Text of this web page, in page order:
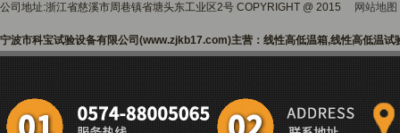
公司地址:浙江省慈溪市周巷镇省塘头东工业区2号 COPYRIGHT @ 2015 网站地图
宁波市科宝试验设备有限公司(www.zjkb17.com)主营：线性高低温箱,线性高低温